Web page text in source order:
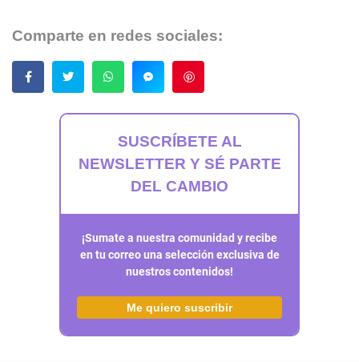
Comparte en redes sociales:
SUSCRÍBETE AL
NEWSLETTER Y SÉ PARTE
DEL CAMBIO
¡Sumate a nuestra comunidad y recibe
en tu correo una selección exclusiva de
nuestros contenidos!
Me quiero suscribir